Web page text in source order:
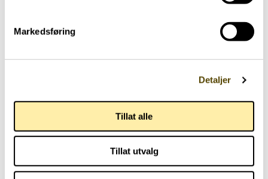
Markedsføring
Detaljer
Tillat alle
Tillat utvalg
Har parkinson